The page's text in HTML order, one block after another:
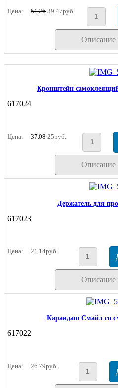
Цена: 51.26 39.47руб.
Описание
Кронштейн
617024
Цена: 37.08 25руб.
Описание
Держатель для
617023
Цена: 21.14руб.
Описание
Карандаш Смайл со
617022
Цена: 26.79руб.